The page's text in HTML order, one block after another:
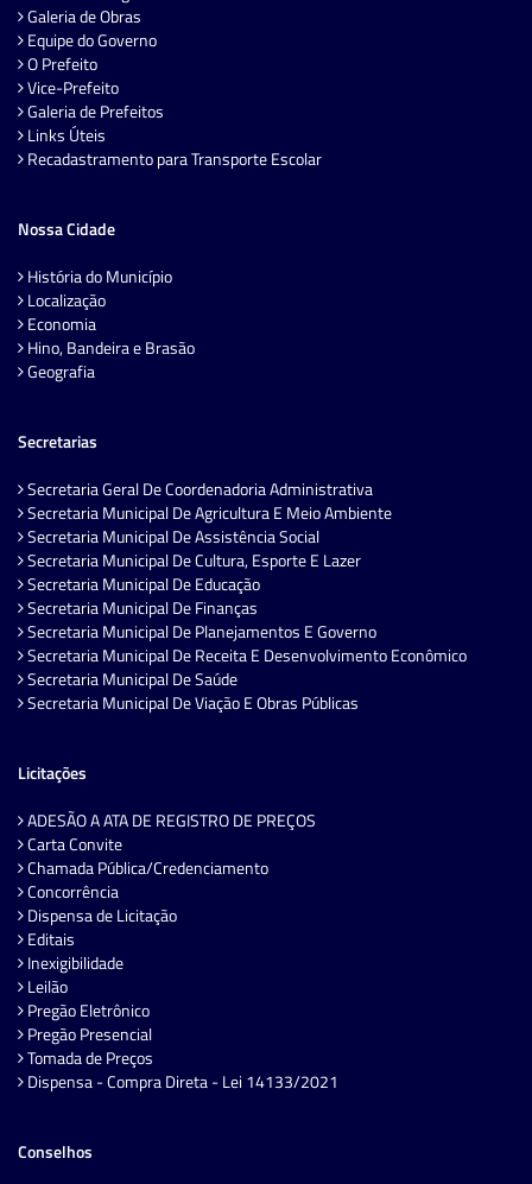
Galeria de Obras
Equipe do Governo
O Prefeito
Vice-Prefeito
Galeria de Prefeitos
Links Úteis
Recadastramento para Transporte Escolar
Nossa Cidade
História do Município
Localização
Economia
Hino, Bandeira e Brasão
Geografia
Secretarias
Secretaria Geral De Coordenadoria Administrativa
Secretaria Municipal De Agricultura E Meio Ambiente
Secretaria Municipal De Assistência Social
Secretaria Municipal De Cultura, Esporte E Lazer
Secretaria Municipal De Educação
Secretaria Municipal De Finanças
Secretaria Municipal De Planejamentos E Governo
Secretaria Municipal De Receita E Desenvolvimento Econômico
Secretaria Municipal De Saúde
Secretaria Municipal De Viação E Obras Públicas
Licitações
ADESÃO A ATA DE REGISTRO DE PREÇOS
Carta Convite
Chamada Pública/Credenciamento
Concorrência
Dispensa de Licitação
Editais
Inexigibilidade
Leilão
Pregão Eletrônico
Pregão Presencial
Tomada de Preços
Dispensa - Compra Direta - Lei 14133/2021
Conselhos